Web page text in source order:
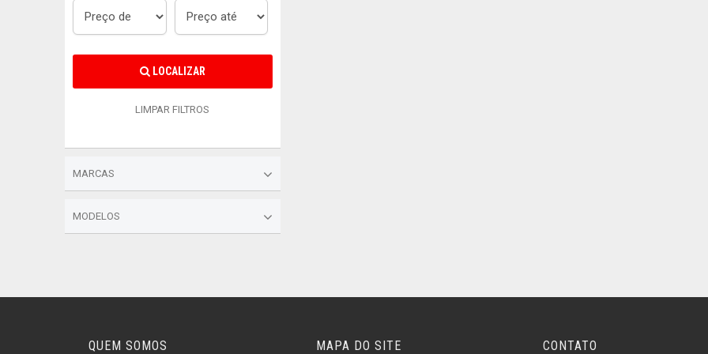
LOCALIZAR
LIMPAR FILTROS
MARCAS
MODELOS
QUEM SOMOS MAPA DO SITE CONTATO